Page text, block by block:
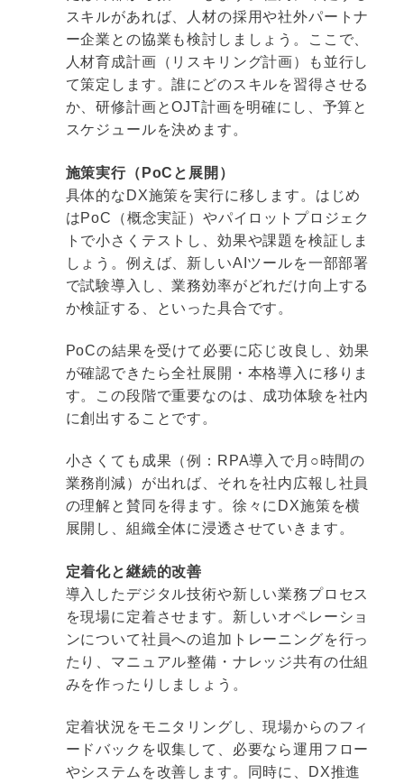
スキルがあれば、人材の採用や社外パートナ
ー企業との協業も検討しましょう。ここで、
人材育成計画（リスキリング計画）も並行し
て策定します。誰にどのスキルを習得させる
か、研修計画とOJT計画を明確にし、予算と
スケジュールを決めます。
施策実行（PoCと展開）
具体的なDX施策を実行に移します。はじめ
はPoC（概念実証）やパイロットプロジェク
トで小さくテストし、効果や課題を検証しま
しょう。例えば、新しいAIツールを一部部署
で試験導入し、業務効率がどれだけ向上する
か検証する、といった具合です。
PoCの結果を受けて必要に応じ改良し、効果
が確認できたら全社展開・本格導入に移りま
す。この段階で重要なのは、成功体験を社内
に創出することです。
小さくても成果（例：RPA導入で月○時間の
業務削減）が出れば、それを社内広報し社員
の理解と賛同を得ます。徐々にDX施策を横
展開し、組織全体に浸透させていきます。
定着化と継続的改善
導入したデジタル技術や新しい業務プロセス
を現場に定着させます。新しいオペレーショ
ンについて社員への追加トレーニングを行っ
たり、マニュアル整備・ナレッジ共有の仕組
みを作ったりしましょう。
定着状況をモニタリングし、現場からのフィ
ードバックを収集して、必要なら運用フロー
やシステムを改善します。同時に、DX推進